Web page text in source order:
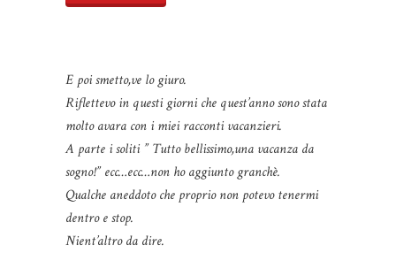
E poi smetto,ve lo giuro.
Riflettevo in questi giorni che quest’anno sono stata
molto avara con i miei racconti vacanzieri.
A parte i soliti ” Tutto bellissimo,una vacanza da
sogno!” ecc…ecc…non ho aggiunto granchè.
Qualche aneddoto che proprio non potevo tenermi
dentro e stop.
Nient’altro da dire.